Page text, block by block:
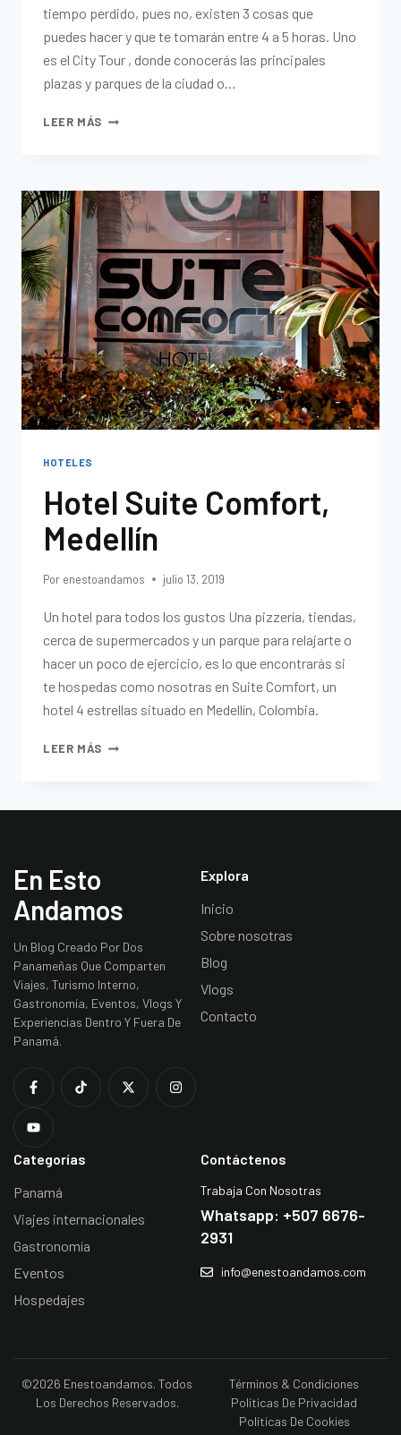
tiempo perdido, pues no, existen 3 cosas que
puedes hacer y que te tomarán entre 4 a 5 horas. Uno
es el City Tour , donde conocerás las principales
plazas y parques de la ciudad o…
LEER MÁS
HOTELES
Hotel Suite Comfort,
Medellín
Por enestoandamos julio 13, 2019
Un hotel para todos los gustos Una pizzería, tiendas,
cerca de supermercados y un parque para relajarte o
hacer un poco de ejercicio, es lo que encontrarás si
te hospedas como nosotras en Suite Comfort, un
hotel 4 estrellas situado en Medellín, Colombia.
LEER MÁS
En Esto
Andamos
Un Blog Creado Por Dos
Panameñas Que Comparten
Viajes, Turismo Interno,
Gastronomía, Eventos, Vlogs Y
Experiencias Dentro Y Fuera De
Panamá.
Explora
Inicio
Sobre nosotras
Blog
Vlogs
Contacto
Categorías
Panamá
Viajes internacionales
Gastronomía
Eventos
Hospedajes
Contáctenos
Trabaja Con Nosotras
Whatsapp: +507 6676-
2931
info@enestoandamos.com
©2026 Enestoandamos. Todos
Los Derechos Reservados.
Términos & Condiciones
Políticas De Privacidad
Políticas De Cookies